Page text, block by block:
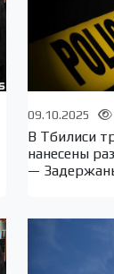
09.10.2025
В Тбилиси
нанесены
—